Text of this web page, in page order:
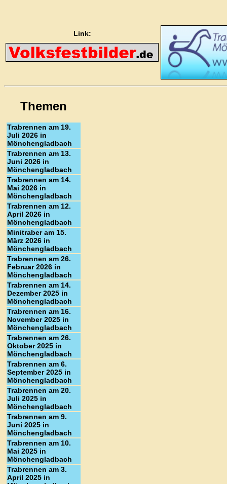
Link:
Themen
Trabrennen am 19.
Juli 2026 in
Mönchengladbach
Trabrennen am 13.
Juni 2026 in
Mönchengladbach
Trabrennen am 14.
Mai 2026 in
Mönchengladbach
Trabrennen am 12.
April 2026 in
Mönchengladbach
Minitraber am 15.
März 2026 in
Mönchengladbach
Trabrennen am 26.
Februar 2026 in
Mönchengladbach
Trabrennen am 14.
Dezember 2025 in
Mönchengladbach
Trabrennen am 16.
November 2025 in
Mönchengladbach
Trabrennen am 26.
Oktober 2025 in
Mönchengladbach
Trabrennen am 6.
September 2025 in
Mönchengladbach
Trabrennen am 20.
Juli 2025 in
Mönchengladbach
Trabrennen am 9.
Juni 2025 in
Mönchengladbach
Trabrennen am 10.
Mai 2025 in
Mönchengladbach
Trabrennen am 3.
April 2025 in